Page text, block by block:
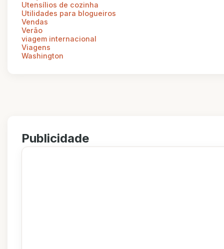
Utensílios de cozinha
Utilidades para blogueiros
Vendas
Verão
viagem internacional
Viagens
Washington
Publicidade